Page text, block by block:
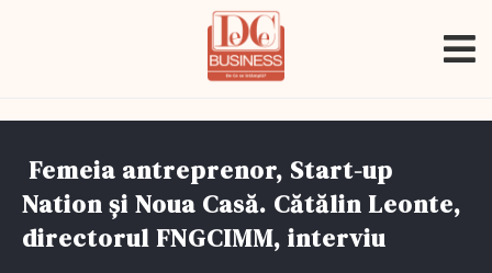
Femeia antreprenor, Start-up
Nation şi Noua Casă. Cătălin Leonte,
directorul FNGCIMM, interviu